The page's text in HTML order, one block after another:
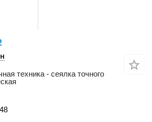
техника - сеялка точного
48